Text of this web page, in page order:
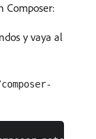
Composer:
y vaya al